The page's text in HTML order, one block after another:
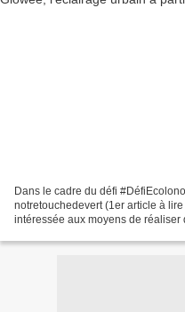
Dans le cadre du défi
notretouchedevert (1er article à
intéressée aux moyens de